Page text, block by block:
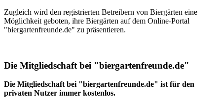
Zugleich wird den registrierten Betreibern von Biergärten eine
Möglichkeit geboten, ihre Biergärten auf dem Online-Portal
"biergartenfreunde.de" zu präsentieren.
Die Mitgliedschaft bei "biergartenfreunde.de"
Die Mitgliedschaft bei "biergartenfreunde.de" ist für den
privaten Nutzer immer kostenlos.